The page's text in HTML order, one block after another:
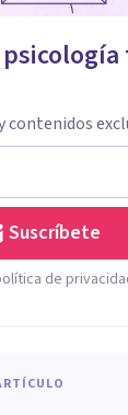
contenidos
Suscríbete
de